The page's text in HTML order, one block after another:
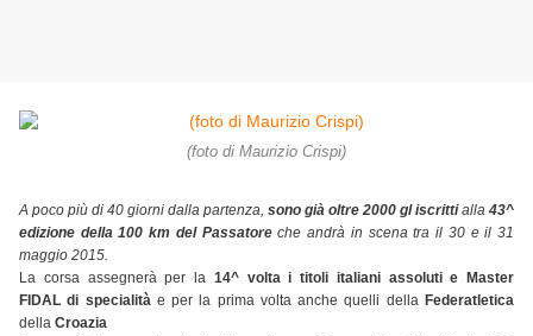
(foto di Maurizio Crispi)
A poco più di 40 giorni dalla partenza, sono già oltre 2000 gl iscrittialla 43^
edizione della 100 km del Passatoreche andrà in scena tra il 30 e il 31
maggio 2015.
La corsa assegnerà per la 14^ volta i titoli italiani assoluti e Master
FIDAL di specialitàe per la prima volta anche quelli della Federatletica
della Croazia